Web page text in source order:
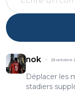
nok 23 octobre
Déplacer les
stadiers